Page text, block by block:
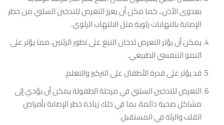
بعدوى الأذن.، كما مكن أن يعزز التعرض للتدخين السلبي من خطر
الإصابة بالتهابات رئوية مثل الالتهاب الرئوي.
يمكن أن يؤثر التعرض لدخان التبغ على تطور الرئتين، مما يؤثر على
النمو التنفسي الطبيعي.
قد يؤثر على قدرة الأطفال على التركيز والتعلم.
التعرض للتدخين السلبي في مرحلة الطفولة يمكن أن يؤدي إلى
مشاكل صحية دائمة، بما في ذلك زيادة خطر الإصابة بأمراض
القلب والرئة في المستقبل.